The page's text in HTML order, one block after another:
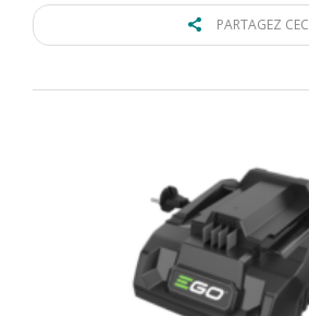
PARTAGEZ